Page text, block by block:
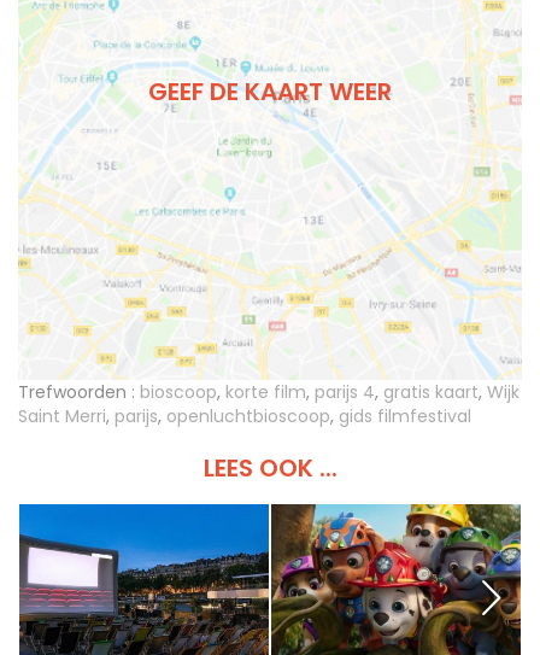
GEEF DE KAART WEER
Trefwoorden : bioscoop, korte film, parijs 4, gratis kaart, Wijk
Saint Merri, parijs, openluchtbioscoop, gids filmfestival
LEES OOK ...